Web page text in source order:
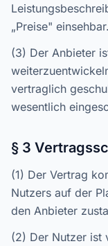
„Preise" einsehbar.
(3) Der Anbieter
vertraglich
wesentlich
§ 3
(1) Der Vertrag
Nutzers auf der
den Anbieter
(2) Der Nutzer ist